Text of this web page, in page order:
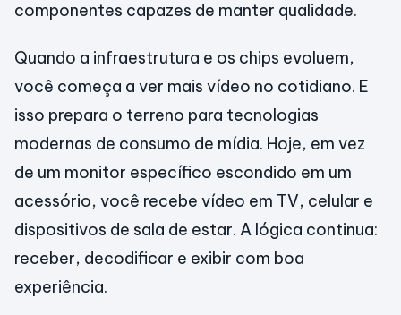
componentes capazes de manter qualidade.
Quando a infraestrutura e os chips evoluem,
você começa a ver mais vídeo no cotidiano. E
isso prepara o terreno para tecnologias
modernas de consumo de mídia. Hoje, em vez
de um monitor específico escondido em um
acessório, você recebe vídeo em TV, celular e
dispositivos de sala de estar. A lógica continua:
receber, decodificar e exibir com boa
experiência.